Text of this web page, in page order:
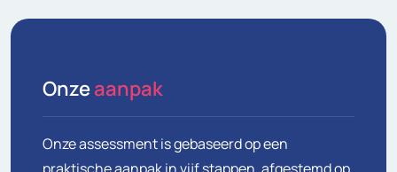
Onzeaanpak
Onze assessment is gebaseerd op een